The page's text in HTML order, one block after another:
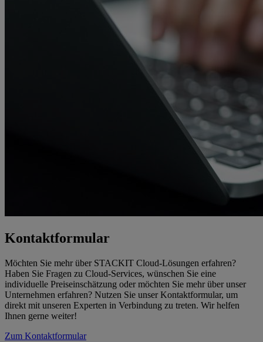
Kontaktformular
Möchten Sie mehr über STACKIT Cloud-Lösungen erfahren?
Haben Sie Fragen zu Cloud-Services, wünschen Sie eine
individuelle Preiseinschätzung oder möchten Sie mehr über unser
Unternehmen erfahren? Nutzen Sie unser Kontaktformular, um
direkt mit unseren Experten in Verbindung zu treten. Wir helfen
Ihnen gerne weiter!
Zum Kontaktformular